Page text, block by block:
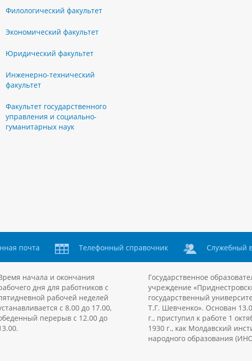
Филологический факультет
Экономический факультет
Юридический факультет
Инженерно-технический
факультет
Факультет государственного
управления и социально-
гуманитарных наук
почта Телефонный справочник Служебный
начала и окончания
дня для работников с
рабочей неделей
с 8.00 до 17.00,
перерыв с 12.00 до
Государственное
учреждение
государственный
Т.Г. Шевченко». Основан
г., приступил к работе 1
1930 г., как Молдавский
народного образования